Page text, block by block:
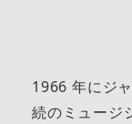
1966 年にジ
続のミュージ